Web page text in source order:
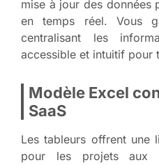
mise à jour des données
en temps réel. Vous
centralisant les
accessible et intuitif pour
Modèle Excel
SaaS
Les tableurs offrent une
pour les projets aux